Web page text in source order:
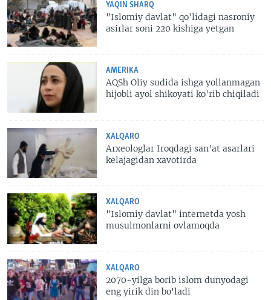
YAQIN SHARQ
"Islomiy davlat" qo'lidagi nasroniy
asirlar soni 220 kishiga yetgan
AMERIKA
AQSh Oliy sudida ishga yollanmagan
hijobli ayol shikoyati ko'rib chiqiladi
XALQARO
Arxeologlar Iroqdagi san'at asarlari
kelajagidan xavotirda
XALQARO
"Islomiy davlat" internetda yosh
musulmonlarni ovlamoqda
XALQARO
2070-yilga borib islom dunyodagi
eng yirik din bo'ladi